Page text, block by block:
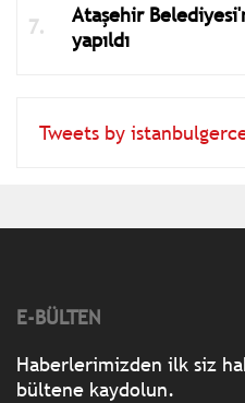
Ataşehir
yapıldı
Tweets by
E-BÜLTEN
Haberlerimizden ilk siz
bültene kaydolun.